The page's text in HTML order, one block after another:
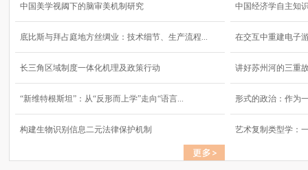
中国美学视阈下的脑审美机制研究
底比斯与拜占庭地方丝绸业：技术细节、生产流程...
长三角区域制度一体化机理及政策行动
“新维特根斯坦”：从“反形而上学”走向“语言...
构建生物识别信息二元法律保护机制
中国经济学自主知
在交互中重建电子
讲好苏州河的三重
形式的政治：作为
艺术复制类型学：